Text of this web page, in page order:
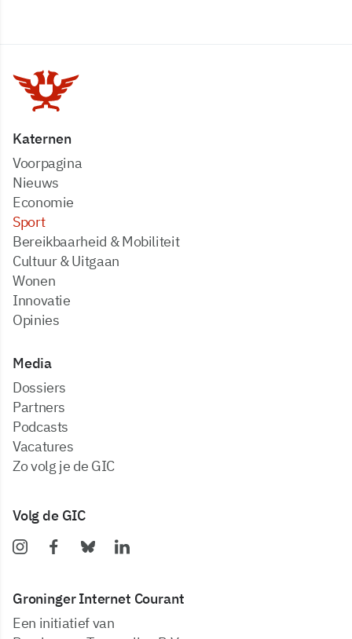
Katernen
Voorpagina
Nieuws
Economie
Sport
Bereikbaarheid & Mobiliteit
Cultuur & Uitgaan
Wonen
Innovatie
Opinies
Media
dossiers
partners
podcasts
vacatures
zo volg je de GIC
Volg de GIC
Groninger Internet Courant
Een initiatief van